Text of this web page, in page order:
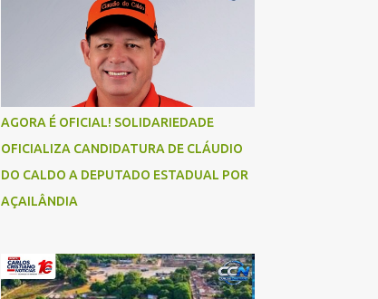
AGORA É OFICIAL! SOLIDARIEDADE
OFICIALIZA CANDIDATURA DE CLÁUDIO
DO CALDO A DEPUTADO ESTADUAL POR
AÇAILÂNDIA